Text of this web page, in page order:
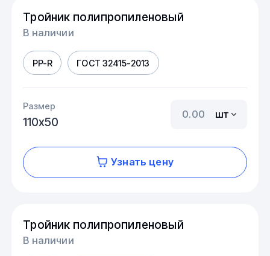
Тройник полипропиленовый
В наличии
PP-R ГОСТ 32415-2013
Размер
110х50
шт
Узнать цену
Тройник полипропиленовый
В наличии